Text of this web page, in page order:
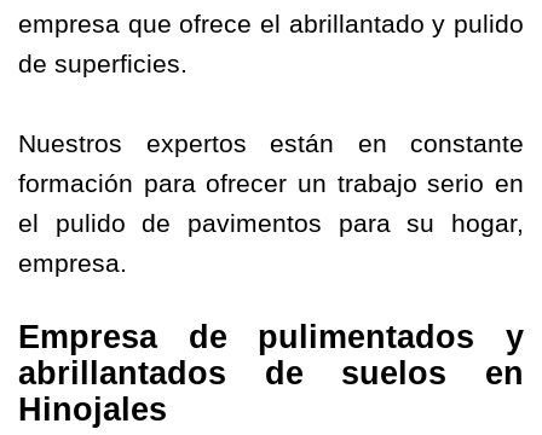
empresa que ofrece el abrillantado y pulido
de superficies.
Nuestros expertos están en constante
formación para ofrecer un trabajo serio en
el pulido de pavimentos para su hogar,
empresa.
Empresa de pulimentados y
abrillantados de suelos en
Hinojales